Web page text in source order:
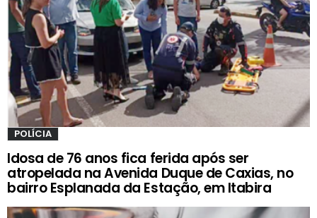
POLÍCIA
Idosa de 76 anos fica ferida após ser
atropelada na Avenida Duque de Caxias, no
bairro Esplanada da Estação, em Itabira